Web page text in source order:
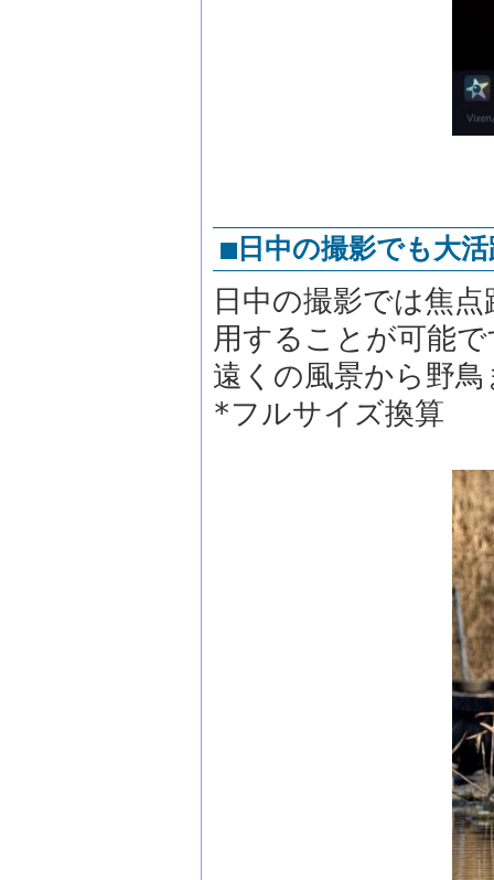
■日中の撮影でも大
日中の撮影では焦
用することが可能
遠くの風景から野
*フルサイズ換算